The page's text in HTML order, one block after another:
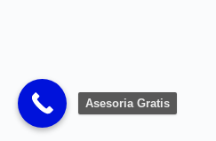
Asesoria Gratis